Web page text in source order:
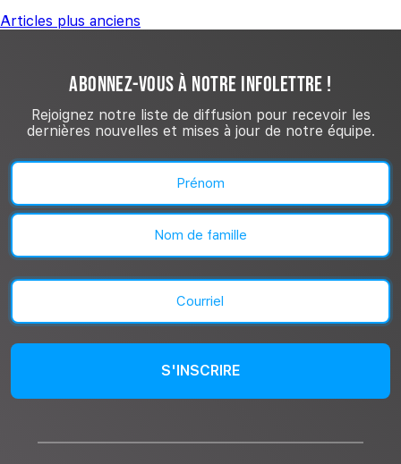
Navigation des articles
Articles plus anciens
ABONNEZ-VOUS À NOTRE INFOLETTRE !
Rejoignez notre liste de diffusion pour recevoir les
dernières nouvelles et mises à jour de notre équipe.
Nom
(Nécessaire)
Prénom
Courriel
(Nécessaire)